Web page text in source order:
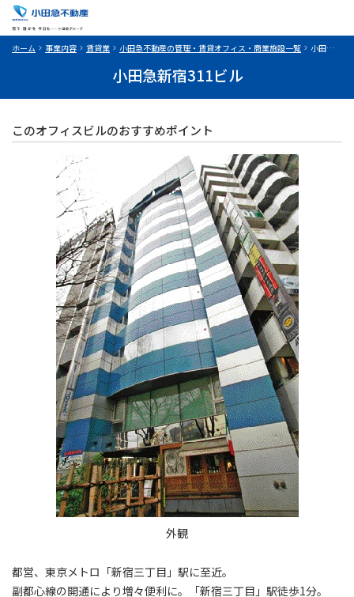
ホーム 事業内容 賃貸業 小田急不動産の管理・賃貸オフィス・商業施設一覧 小田急新宿311ビル
小田急新宿311ビル
このオフィスビルのおすすめポイント
外観
都営、東京メトロ「新宿三丁目」駅に至近。
副都心線の開通により増々便利に。「新宿三丁目」駅徒歩1分。